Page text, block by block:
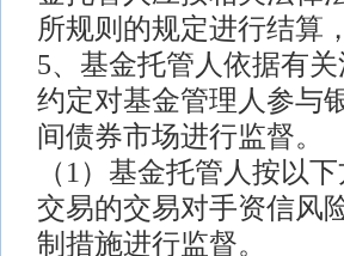
所规则的规定进行结算
5、基金托管人依据有
约定对基金管理人参与
间债券市场进行监督。
（1）基金托管人按以
交易的交易对手资信风
制措施进行监督。